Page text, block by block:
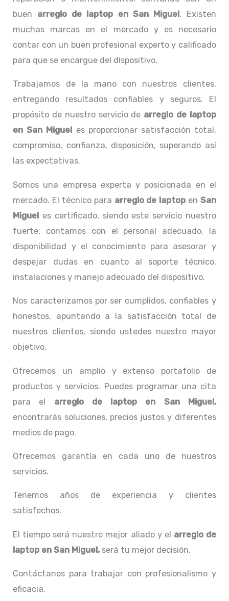
buen arreglo de laptop en San Miguel. Existen
muchas marcas en el mercado y es necesario
contar con un buen profesional experto y calificado
para que se encargue del dispositivo.
Trabajamos de la mano con nuestros clientes,
entregando resultados confiables y seguros. El
propósito de nuestro servicio de arreglo de laptop
en San Miguel
es proporcionar satisfacción total,
compromiso, confianza, disposición, superando así
las expectativas.
Somos una empresa experta y posicionada en el
mercado. El técnico para arreglo de laptop en San
Miguel es certificado, siendo este servicio nuestro
fuerte, contamos con el personal adecuado, la
disponibilidad y el conocimiento para asesorar y
despejar dudas en cuanto al soporte técnico,
instalaciones y manejo adecuado del dispositivo.
Nos caracterizamos por ser cumplidos, confiables y
honestos, apuntando a la satisfacción total de
nuestros clientes, siendo ustedes nuestro mayor
objetivo.
Ofrecemos un amplio y extenso portafolio de
productos y servicios. Puedes programar una cita
para el arreglo de laptop en San Miguel,
encontrarás soluciones, precios justos y diferentes
medios de pago.
Ofrecemos garantía en cada uno de nuestros
servicios.
Tenemos años de experiencia y clientes
satisfechos.
El tiempo será nuestro mejor aliado y el arreglo de
laptop en San Miguel, será tu mejor decisión.
Contáctanos para trabajar con profesionalismo y
eficacia.